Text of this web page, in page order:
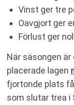
Vinst ger tre
Oavgjort ger
Förlust ger
När säsongen
placerade lagen
fjortonde plats
som slutar trea i